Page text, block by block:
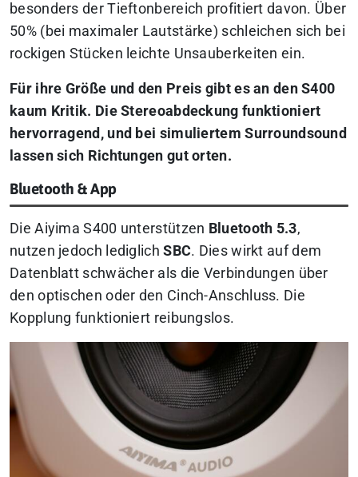
besonders der Tieftonbereich profitiert davon. Über
50% (bei maximaler Lautstärke) schleichen sich bei
rockigen Stücken leichte Unsauberkeiten ein.
Für ihre Größe und den Preis gibt es an den S400
kaum Kritik. Die Stereoabdeckung funktioniert
hervorragend, und bei simuliertem Surroundsound
lassen sich Richtungen gut orten.
Bluetooth & App
Die Aiyima S400 unterstützen Bluetooth 5.3,
nutzen jedoch lediglichSBC. Dies wirkt auf dem
Datenblatt schwächer als die Verbindungen über
den optischen oder den Cinch-Anschluss. Die
Kopplung funktioniert reibungslos.